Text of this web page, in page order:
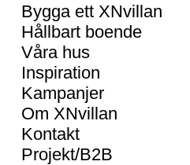
Bygga ett XNvillan
Hållbart boende
Våra hus
Inspiration
Kampanjer
Om XNvillan
Kontakt
Projekt/B2B